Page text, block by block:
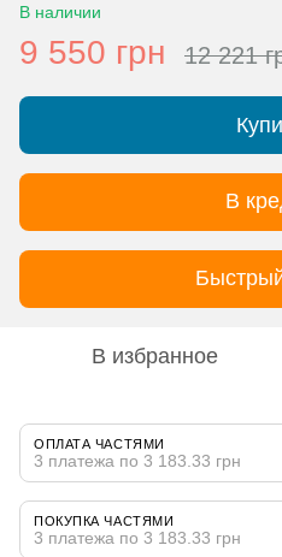
В наличии
9 550 грн 12 221
В
В избранное
ОПЛАТА ЧАСТЯМИ
3 платежа по 3 183.33 грн
ПОКУПКА ЧАСТЯМИ
3 платежа по 3 183.33 грн